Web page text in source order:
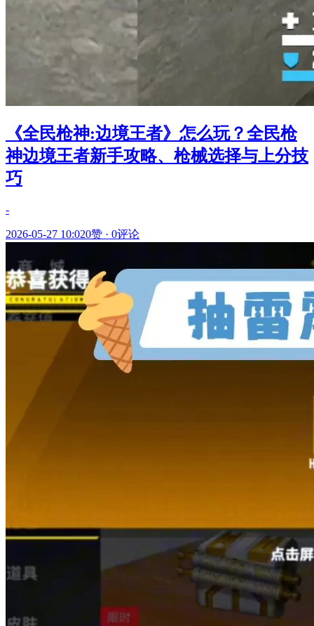
《全民枪神:边境王者》怎么玩？全民枪
神边境王者新手攻略、枪械选择与上分技
巧
-
2026-05-27 10:020赞 · 0评论